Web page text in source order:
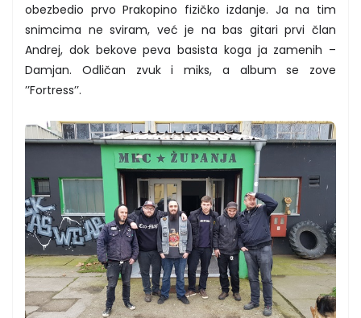
obezbedio prvo Prakopino fizičko izdanje. Ja na tim
snimcima ne sviram, već je na bas gitari prvi član
Andrej, dok bekove peva basista koga ja zamenih –
Damjan. Odličan zvuk i miks, a album se zove
’’Fortress’’.